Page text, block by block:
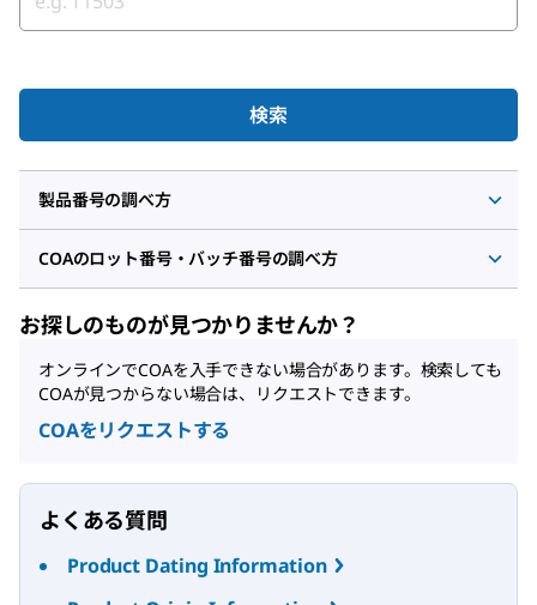
検索
製品番号の調べ方
COAのロット番号・バッチ番号の調べ方
お探しのものが見つかりませんか？
オンラインでCOAを入手できない場合があります。検索しても
COAが見つからない場合は、リクエストできます。
COAをリクエストする
よくある質問
Product Dating Information